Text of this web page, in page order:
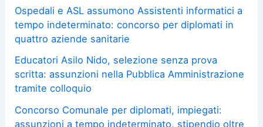
Ospedali e ASL assumono Assistenti informatici a
tempo indeterminato: concorso per diplomati in
quattro aziende sanitarie
Educatori Asilo Nido, selezione senza prova
scritta: assunzioni nella Pubblica Amministrazione
tramite colloquio
Concorso Comunale per diplomati, impiegati:
assunzioni a tempo indeterminato, stipendio oltre